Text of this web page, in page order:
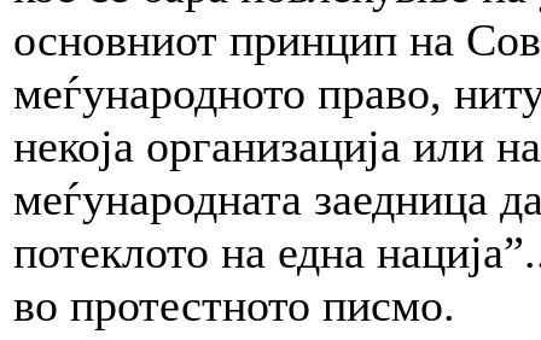
основниот принцип на
меѓународното право,
некоја организација или
меѓународната заедница
потеклото на една
во протестното писмо.